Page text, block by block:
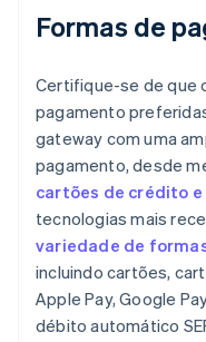
Formas de
Certifique-se de que
pagamento
gateway com uma
pagamento, desde
cartões de crédito
tecnologias mais
variedade de
incluindo cartões,
Apple Pay, Google
débito automático